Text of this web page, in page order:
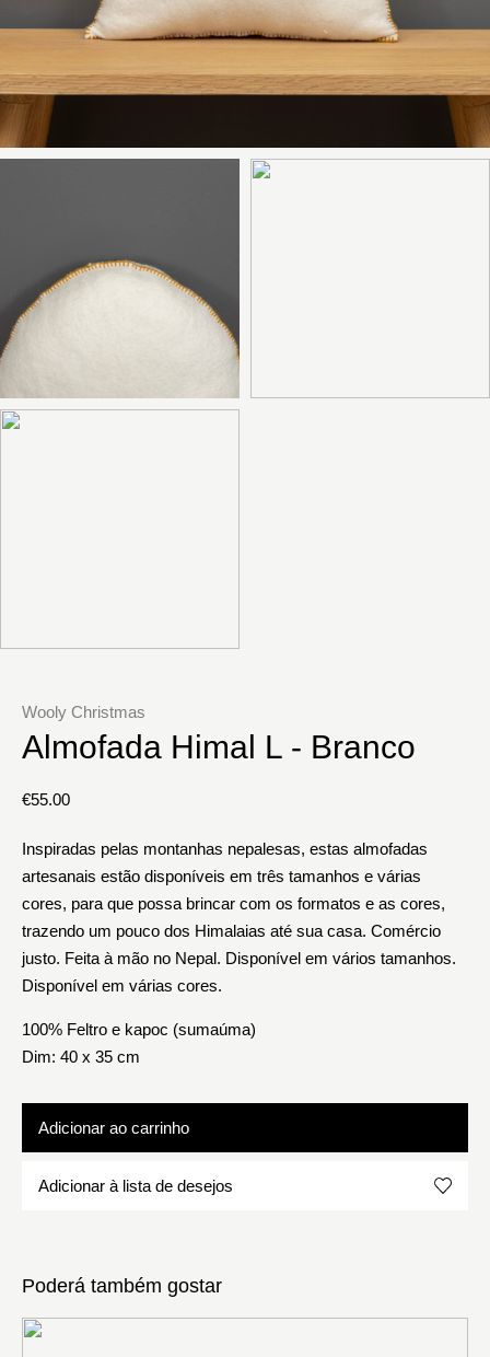
Wooly Christmas
Almofada Himal L - Branco
€55.00
Inspiradas pelas montanhas nepalesas, estas almofadas
artesanais estão disponíveis em três tamanhos e várias
cores, para que possa brincar com os formatos e as cores,
trazendo um pouco dos Himalaias até sua casa. Comércio
justo. Feita à mão no Nepal. Disponível em vários tamanhos.
Disponível em várias cores.
100% Feltro e kapoc (sumaúma)
Dim: 40 x 35 cm
Adicionar ao carrinho
Adicionar à lista de desejos
Poderá também gostar